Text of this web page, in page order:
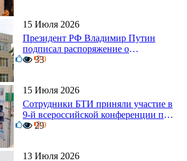
15 Июля 2026
Президент РФ Владимир Путин
подписал распоряжение о
поощрении граждан и трудовых
0 0
33
15 Июля 2026
Сотрудники БТИ приняли участие в
9-й всероссийской конференции по
задачам со свободными границами
0 0
29
13 Июля 2026